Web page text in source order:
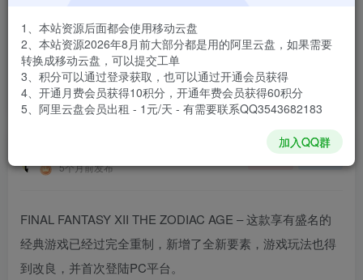
免费
登录购买
安装包大小
游戏本体大小
29.11 GB
5个月前发布
FINAL FANTASY XII THE ZODIAC AGE – 这款享有盛名的
经典游戏已经过完全重制，新增了全新要素，游戏玩法也得
到改良，并首次登陆PC平台。
1、本站资源后面都会使用移动云盘
2、本站资源2026年8月前大部分都是用的阿里云盘，如果需要
转换成移动云盘，可以提交工单
3、积分可以通过登录获取，也可以通过开通会员获得
4、开通月费会员获得10积分，开通年费会员获得60积分
5、阿里云盘会员出租 - 1元/天 - 有需要联系QQ3543682183
加入QQ群